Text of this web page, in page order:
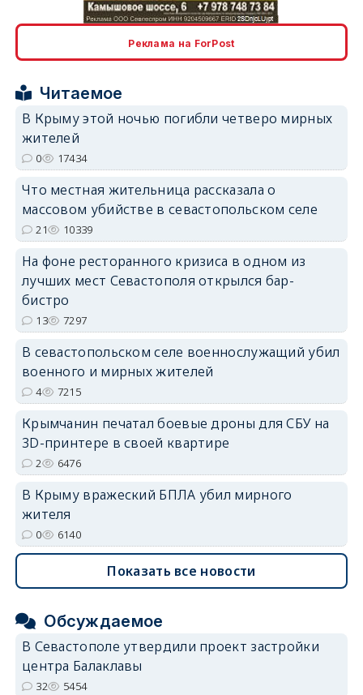
erid: 2SDnjcLUypt
erid: 2SDnjcrDNw6
erid: 2SDnjdPjgYS
erid: 2SDnjdvhGXG
Реклама на ForPost
Читаемое
В Крыму этой ночью погибли четверо мирных
жителей
0 17434
Что местная жительница рассказала о
массовом убийстве в севастопольском селе
21 10339
На фоне ресторанного кризиса в одном из
лучших мест Севастополя открылся бар-
бистро
13 7297
В севастопольском селе военнослужащий убил
военного и мирных жителей
4 7215
Крымчанин печатал боевые дроны для СБУ на
3D-принтере в своей квартире
2 6476
В Крыму вражеский БПЛА убил мирного
жителя
0 6140
Показать все новости
Обсуждаемое
В Севастополе утвердили проект застройки
центра Балаклавы
32 5454